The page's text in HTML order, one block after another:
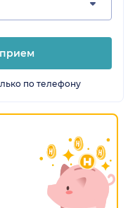
по телефону